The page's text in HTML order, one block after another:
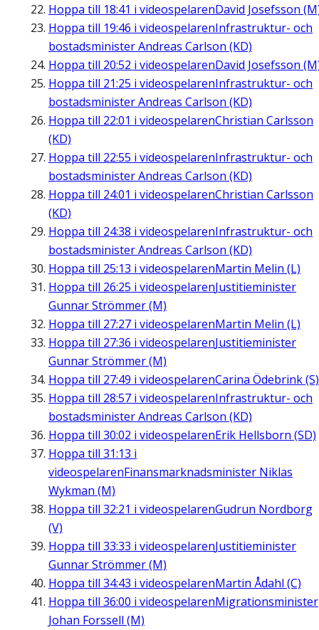
Hoppa till 18:41 i videospelarenDavid Josefsson
Hoppa till 19:46 i videospelarenInfrastruktur- och
bostadsminister Andreas Carlson (KD)
Hoppa till 20:52 i videospelarenDavid Josefsson
Hoppa till 21:25 i videospelarenInfrastruktur- och
bostadsminister Andreas Carlson (KD)
Hoppa till 22:01 i videospelarenChristian Carlsson
(KD)
Hoppa till 22:55 i videospelarenInfrastruktur- och
bostadsminister Andreas Carlson (KD)
Hoppa till 24:01 i videospelarenChristian Carlsson
(KD)
Hoppa till 24:38 i videospelarenInfrastruktur- och
bostadsminister Andreas Carlson (KD)
Hoppa till 25:13 i videospelarenMartin Melin (L)
Hoppa till 26:25 i videospelarenJustitieminister
Gunnar Strömmer (M)
Hoppa till 27:27 i videospelarenMartin Melin (L)
Hoppa till 27:36 i videospelarenJustitieminister
Gunnar Strömmer (M)
Hoppa till 27:49 i videospelarenCarina Ödebrink (S)
Hoppa till 28:57 i videospelarenInfrastruktur- och
bostadsminister Andreas Carlson (KD)
Hoppa till 30:02 i videospelarenErik Hellsborn (SD)
Hoppa till 31:13 i
videospelarenFinansmarknadsminister Niklas
Wykman (M)
Hoppa till 32:21 i videospelarenGudrun Nordborg
(V)
Hoppa till 33:33 i videospelarenJustitieminister
Gunnar Strömmer (M)
Hoppa till 34:43 i videospelarenMartin Ådahl (C)
Hoppa till 36:00 i videospelarenMigrationsminister
Johan Forssell (M)